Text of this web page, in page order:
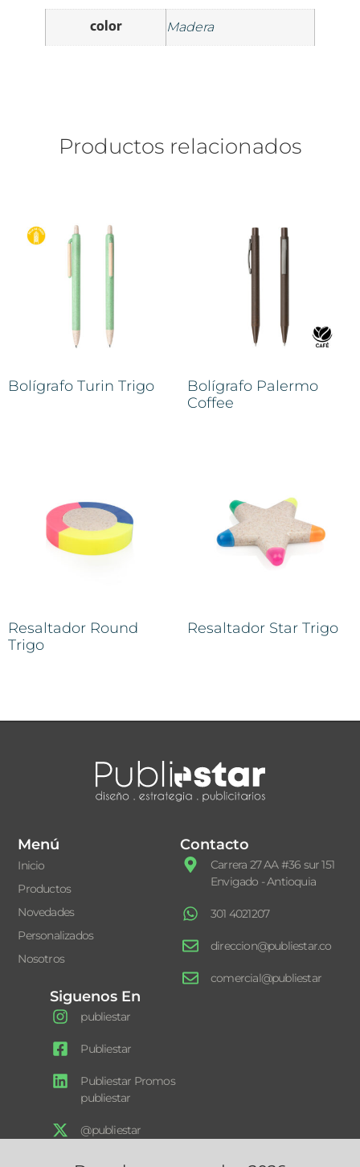
color Madera
Productos relacionados
Bolígrafo Turin Trigo
Bolígrafo Palermo
Coffee
Resaltador Round
Trigo
Resaltador Star Trigo
Menú
Inicio
Productos
Novedades
Personalizados
Nosotros
Contacto
Carrera 27 AA #36 sur 151
Envigado - Antioquia
301 4021207
direccion@publiestar.co
comercial@publiestar
Siguenos En
publiestar
Publiestar
Publiestar Promos
publiestar
@publiestar